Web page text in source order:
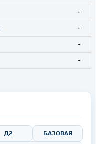
-
-
-
-
Д2 БАЗОВАЯ